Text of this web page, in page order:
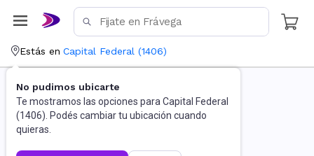
Estás en Capital Federal (1406)
No pudimos ubicarte
Te mostramos las opciones para Capital Federal
(1406). Podés cambiar tu ubicación cuando
quieras.